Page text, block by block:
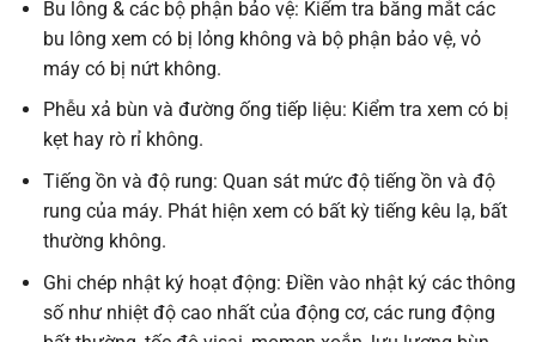
Bu lông & các bộ phận bảo vệ: Kiểm tra bằng mắt các
bu lông xem có bị lỏng không và bộ phận bảo vệ, vỏ
máy có bị nứt không.
Phễu xả bùn và đường ống tiếp liệu: Kiểm tra xem có bị
kẹt hay rò rỉ không.
Tiếng ồn và độ rung: Quan sát mức độ tiếng ồn và độ
rung của máy. Phát hiện xem có bất kỳ tiếng kêu lạ, bất
thường không.
Ghi chép nhật ký hoạt động: Điền vào nhật ký các thông
số như nhiệt độ cao nhất của động cơ, các rung động